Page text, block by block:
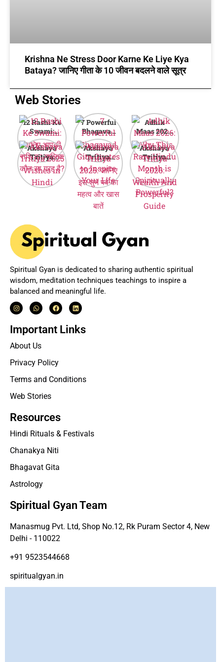
Krishna Ne Stress Door Karne Ke Liye Kya
Bataya? जानिए गीता के 10 जीवन बदलने वाले सूत्र
Web Stories
12 Rashi Ke
Swami:
जानिए आपकी
राशि का मालिक
कौन सा ग्रह है?
7 Powerful
Bhagavad
Gita Quotes
to Inspire
Your Life
Adhik
Maas 2026:
Why This
Rare Hindu
Month is
Spiritually
Powerful?
Akshaya
Tritiya
2025
Wishes in
Hindi
Akshaya
Tritiya
2025: जानिए
इस शुभ पर्व का
महत्व और खास
बातें
Akshaya
Tritiya
2026:
Wealth And
Prosperity
Guide
Spiritual Gyan is dedicated to sharing authentic spiritual
wisdom, meditation techniques teachings to inspire a
balanced and meaningful life.
Important Links
About Us
Privacy Policy
Terms and Conditions
Web Stories
Resources
Hindi Rituals & Festivals
Chanakya Niti
Bhagavat Gita
Astrology
Spiritual Gyan Team
Manasmug Pvt. Ltd, Shop No.12, Rk Puram Sector 4, New
Delhi - 110022
+91 9523544668
spiritualgyan.in